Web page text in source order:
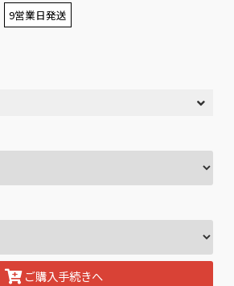
9営業日発送
ご購入手続きへ